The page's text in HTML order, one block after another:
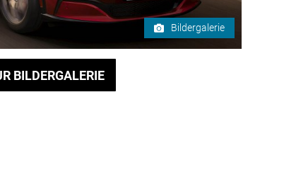
Bildergalerie
BILDERGALERIE